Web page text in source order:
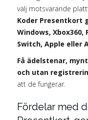
välj motsvarande
Koder Presentkort
Windows, Xbox360,
Switch, Apple eller
Få ädelstenar,
och utan
att de fungerar.
Fördelar med